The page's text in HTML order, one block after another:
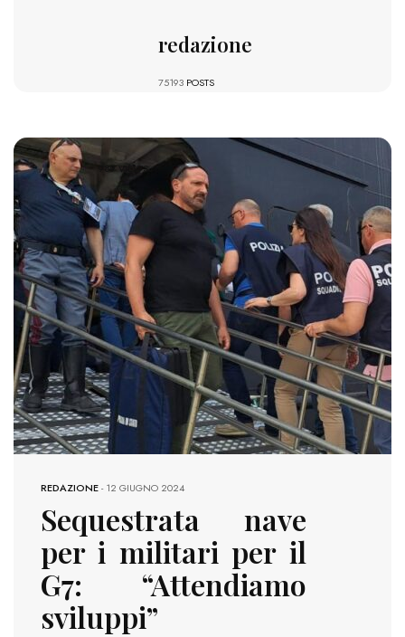
redazione
75193 POSTS
989 VIEWS
REDAZIONE-12 GIUGNO 2024
Sequestrata nave
per i militari per il
G7: “Attendiamo
sviluppi”